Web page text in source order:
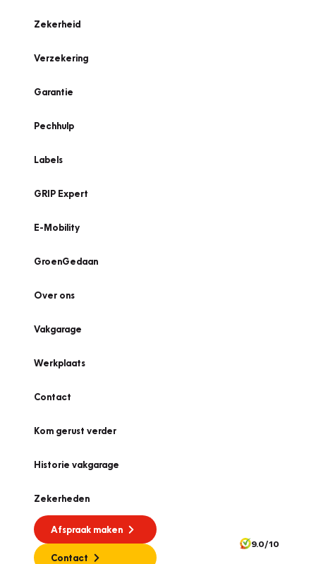
Zekerheid
Verzekering
Garantie
Pechhulp
Labels
GRIP Expert
E-Mobility
GroenGedaan
Over ons
Vakgarage
Werkplaats
Contact
Kom gerust verder
Historie vakgarage
Zekerheden
Afspraak maken
Contact
9.0/10